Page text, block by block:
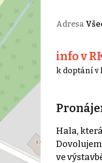
Adresa
info v
k doptání v
Hala,
ve